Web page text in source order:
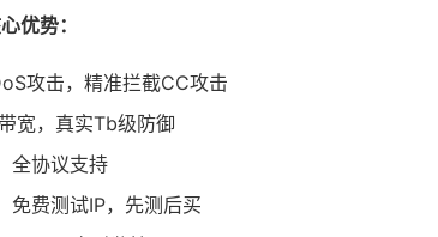
优势：
攻击，精准拦截CC攻击
宽，真实Tb级防御
全协议支持
免费测试IP，先测后买